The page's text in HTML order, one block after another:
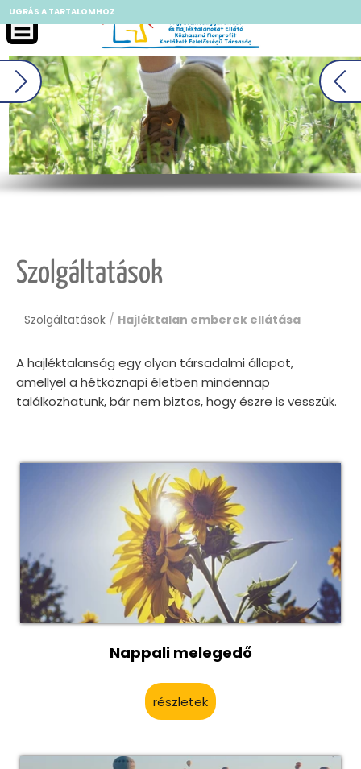
UGRÁS A TARTALOMHOZ
II
Szolgáltatások
Szolgáltatások / Hajléktalan emberek ellátása
A hajléktalanság egy olyan társadalmi állapot,
amellyel a hétköznapi életben mindennap
találkozhatunk, bár nem biztos, hogy észre is vesszük.
Nappali melegedő
részletek